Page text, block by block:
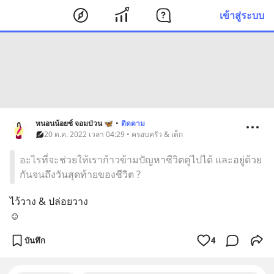
เข้าสู่ระบบ
หนอนน้อยซ์ จอมป่วน 🦋 • ติดตาม
20 ต.ค. 2022 เวลา 04:29 • ครอบครัว & เด็ก
อะไรที่จะช่วยให้เราก้าวข้ามปัญหาชีวิตคู่ไปได้ และอยู่ด้วย
กันจนถึงวันสุดท้ายของชีวิต ?
ไว้วาง & ปล่อยวาง
☺️
บันทึก 4